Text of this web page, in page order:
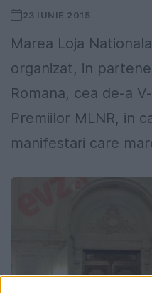
23 IUNIE 2015
Marea Loja
organizat, in
Romana, cea de-a
Premiilor MLNR, in
manifestari care